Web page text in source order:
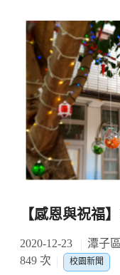
【感恩與祝福
2020-12-23 潭子
849 次
校園新聞